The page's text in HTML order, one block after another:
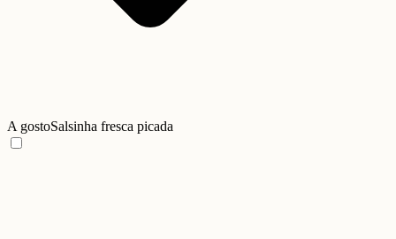
A gostoSalsinha fresca picada